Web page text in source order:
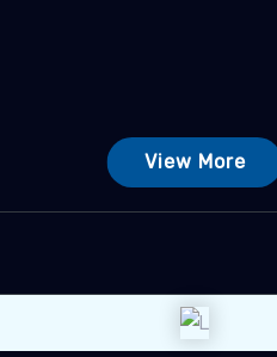
View More